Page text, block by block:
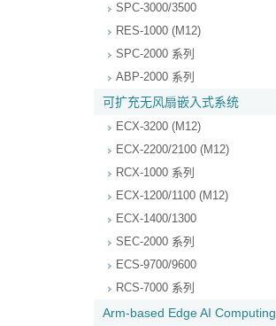
SPC-3000/3500
RES-1000 (M12)
SPC-2000 系列
ABP-2000 系列
可扩充无风扇嵌入式系统
ECX-3200 (M12)
ECX-2200/2100 (M12)
RCX-1000 系列
ECX-1200/1100 (M12)
ECX-1400/1300
SEC-2000 系列
ECS-9700/9600
RCS-7000 系列
Arm-based Edge AI Computing